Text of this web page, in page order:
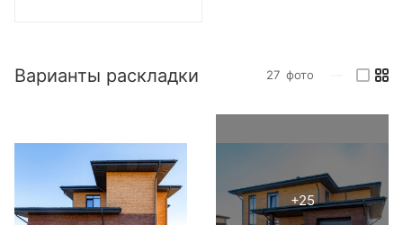
Варианты раскладки 27 фото